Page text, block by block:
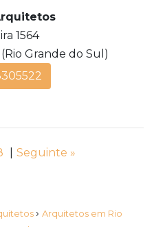
1564
(Rio Grande do Sul)
Seguinte »
› Arquitetos em Rio